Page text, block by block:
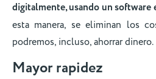
digitalmente, usando un software
esta manera, se eliminan los
podremos, incluso, ahorrar dinero.
Mayor rapidez